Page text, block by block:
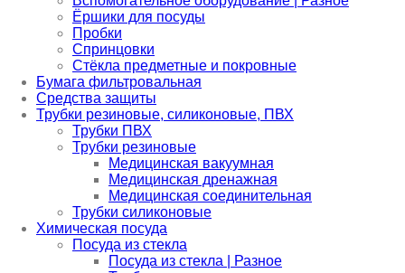
Ёршики для посуды
Пробки
Спринцовки
Стёкла предметные и покровные
Бумага фильтровальная
Средства защиты
Трубки резиновые, силиконовые, ПВХ
Трубки ПВХ
Трубки резиновые
Медицинская вакуумная
Медицинская дренажная
Медицинская соединительная
Трубки силиконовые
Химическая посуда
Посуда из стекла
Посуда из стекла | Разное